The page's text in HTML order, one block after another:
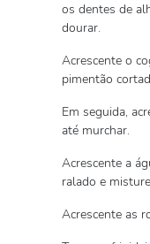
os dentes de
dourar.
Acrescente o
pimentão
Em seguida,
até murchar.
Acrescente a
ralado e
Acrescente as